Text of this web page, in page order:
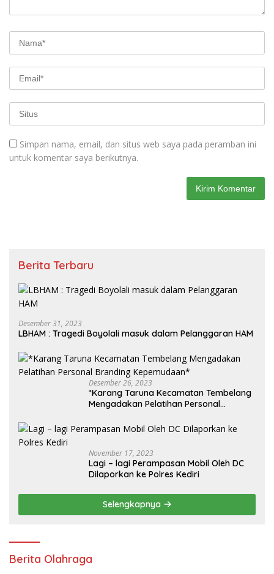
Simpan nama, email, dan situs web saya pada peramban ini
untuk komentar saya berikutnya.
Berita Terbaru
Desember 31, 2023
LBHAM : Tragedi Boyolali masuk dalam Pelanggaran HAM
Desember 26, 2023
*Karang Taruna Kecamatan Tembelang
Mengadakan Pelatihan Personal
November 17, 2023
Lagi – lagi Perampasan Mobil Oleh DC
Dilaporkan ke Polres Kediri
Selengkapnya
Berita Olahraga